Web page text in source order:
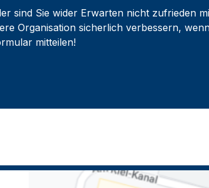
sind Sie wider Erwarten nicht zufrieden
Organisation sicherlich verbessern,
mitteilen!